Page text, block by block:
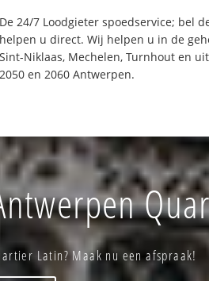
De 24/7 Loodgieter spoedservice; bel
helpen u direct. Wij helpen u in de
Sint-Niklaas, Mechelen, Turnhout en
2050 en 2060 Antwerpen.
Latin? Maak nu een afspraak!